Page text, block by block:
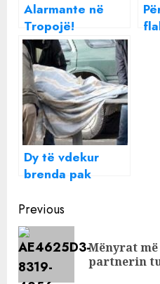
Alarmante në
Tropojë!
Rrezikohen të
përmbyten 2
fshatra,
bllokohen 7
familje! Si
paraqitet situata
në Kukës dhe Has
Dy të vdekur
brenda pak
Shqipëri
Continue
Reading
Previous
Mënyrat
partnerin